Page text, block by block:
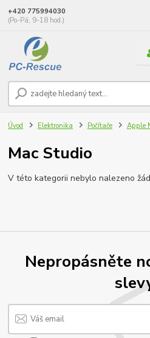
+420 775994030
(Po-Pá, 9-18 hod.)
Úvod Elektronika Počítače Apple
Mac Studio
V této kategorii nebylo nalezeno
Nepropásněte